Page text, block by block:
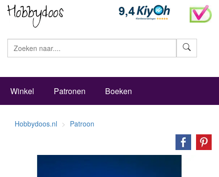
Winkel Patronen Boeken
Hobbydoos.nl Patroon